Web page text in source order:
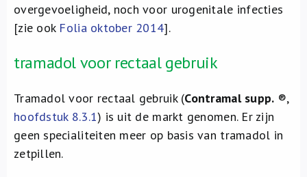
overgevoeligheid, noch voor urogenitale infecties
[zie ook Folia oktober 2014].
tramadol voor rectaal gebruik
Tramadol voor rectaal gebruik (Contramal supp. ®,
hoofdstuk 8.3.1) is uit de markt genomen. Er zijn
geen specialiteiten meer op basis van tramadol in
zetpillen.